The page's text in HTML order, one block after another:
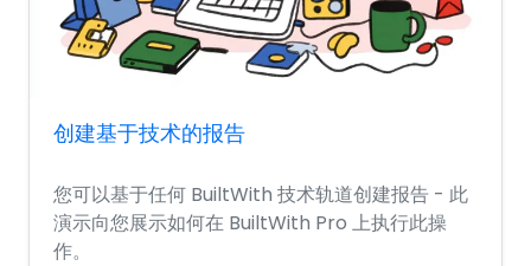
创建基于技术的报告
您可以基于任何 BuiltWith 技术轨道创建报告 - 此
演示向您展示如何在 BuiltWith Pro 上执行此操
作。